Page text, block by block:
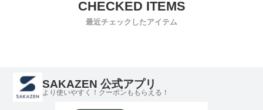
ツ ボトムス 水着
プリント レジャー
海 プール 春 夏
ムショーツ メンズ
最近チェックしたアイテム
SAKAZEN 公式アプリ
より使いやすく！クーポンももらえる！